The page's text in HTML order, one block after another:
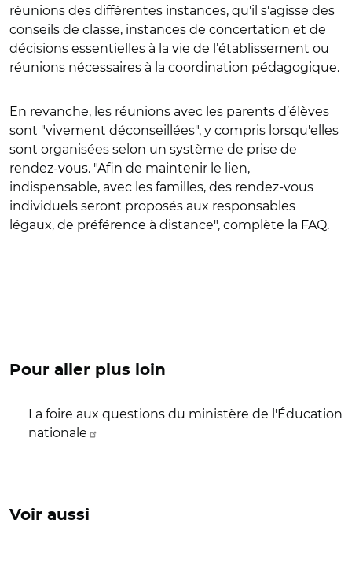
réunions des différentes instances, qu'il s'agisse des
conseils de classe, instances de concertation et de
décisions essentielles à la vie de l’établissement ou
réunions nécessaires à la coordination pédagogique.
En revanche, les réunions avec les parents d’élèves
sont "vivement déconseillées", y compris lorsqu'elles
sont organisées selon un système de prise de
rendez-vous. "Afin de maintenir le lien,
indispensable, avec les familles, des rendez-vous
individuels seront proposés aux responsables
légaux, de préférence à distance", complète la FAQ.
Pour aller plus loin
La foire aux questions du ministère de l'Éducation
nationale
Voir aussi